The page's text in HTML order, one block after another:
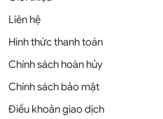
Liên hệ
Hình thức thanh toán
Chính sách hoàn hủy
Chính sách bảo mật
Điều khoản giao dịch